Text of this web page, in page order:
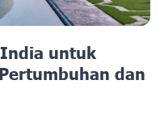
untuk
dan